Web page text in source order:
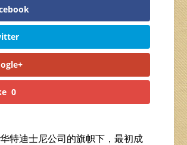
0
特迪士尼公司的旗帜下，最初成